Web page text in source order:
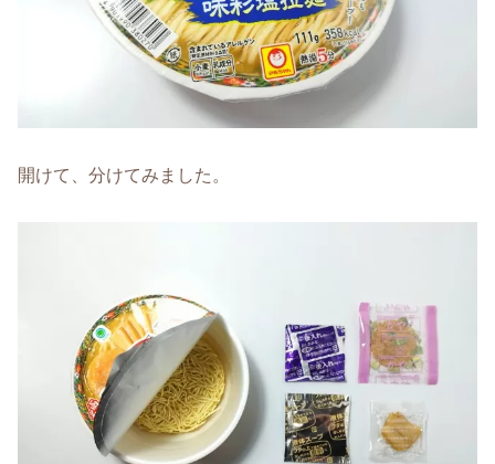
開けて、分けてみました。